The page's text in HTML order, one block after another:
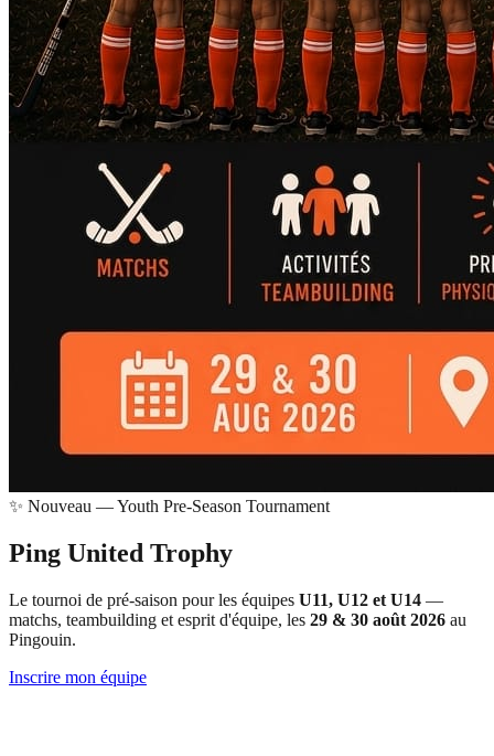
✨ Nouveau — Youth Pre-Season Tournament
Ping United Trophy
Le tournoi de pré-saison pour les équipes U11, U12 et U14 —
matchs, teambuilding et esprit d'équipe, les 29 & 30 août 2026 au
Pingouin.
Inscrire mon équipe